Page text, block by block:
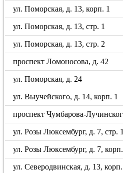
ул. Поморская, д. 13, корп. 1
ул. Поморская, д. 13, стр. 1
ул. Поморская, д. 13, стр. 2
проспект Ломоносова, д. 42
ул. Поморская, д. 24
ул. Выучейского, д. 14, корп. 1
проспект Чумбарова-
ул. Розы Люксембург, д. 7, стр. 1
ул. Розы Люксембург, д. 7, корп.
ул. Северодвинская, д. 13, корп.